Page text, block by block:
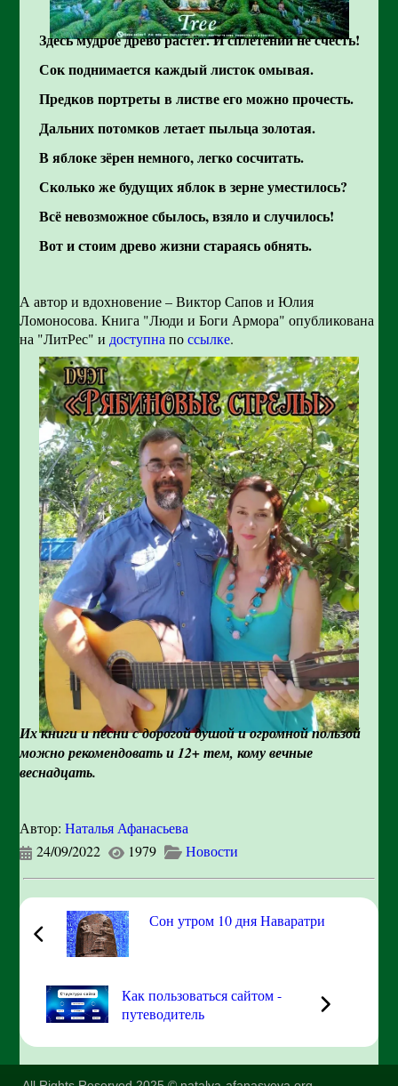
Здесь мудрое древо растёт. И сплетений не счесть!
Сок поднимается каждый листок омывая.
Предков портреты в листве его можно прочесть.
Дальних потомков летает пыльца золотая.
В яблоке зёрен немного, легко сосчитать.
Сколько же будущих яблок в зерне уместилось?
Всё невозможное сбылось, взяло и случилось!
Вот и стоим древо жизни стараясь обнять.
А автор и вдохновение – Виктор Сапов и Юлия
Ломоносова. Книга "Люди и Боги Армора" опубликована
на "ЛитРес" и доступна поссылке.
Их книги и песни с дорогой душой и огромной пользой
можно рекомендовать и 12+ тем, кому вечные
веснадцать.
Автор:Наталья Афанасьева
24/09/2022
1979 Новости
Сон утром 10 дня Наваратри
Как пользоваться сайтом -
путеводитель